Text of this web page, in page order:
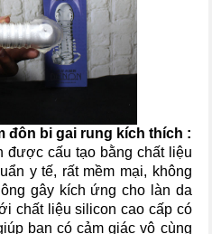
đôn bi gai rung kích thích :
được cấu tạo bằng chất liệu
y tế, rất mềm mại, không
gây kích ứng cho làn da
chất liệu silicon cao cấp có
bạn có cảm giác vô cùng